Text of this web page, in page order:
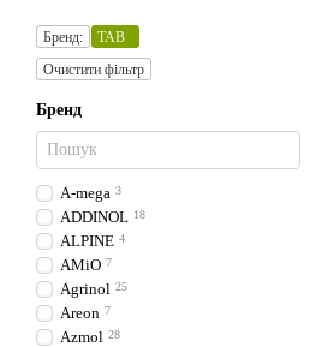
Бренд:
TAB
Очистити фільтр
Бренд
A-mega 3
ADDINOL 18
ALPINE 4
AMiO 7
Agrinol 25
Areon 7
Azmol 28